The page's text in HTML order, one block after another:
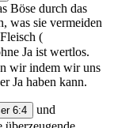
Böse durch das
was sie vermeiden
(
Ja ist wertlos.
wir indem wir uns
Ja haben kann.
6:4 und